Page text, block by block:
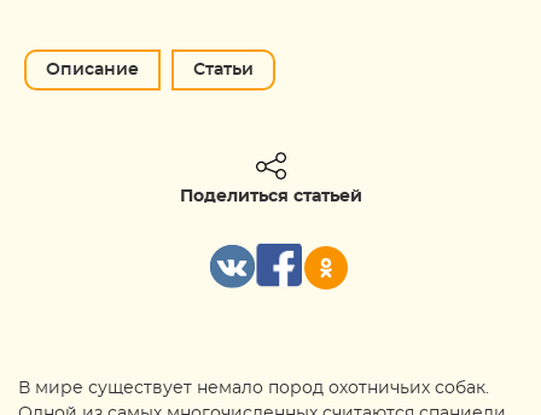
Описание Статьи
Поделиться статьей
В мире существует немало пород охотничьих собак.